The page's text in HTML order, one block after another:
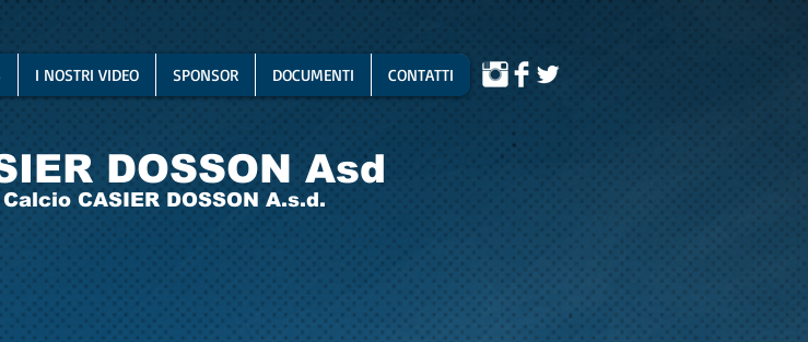
I NOSTRI VIDEO SPONSOR DOCUMENTI CONTATTI
DOSSON Asd
CASIER DOSSON A.s.d.